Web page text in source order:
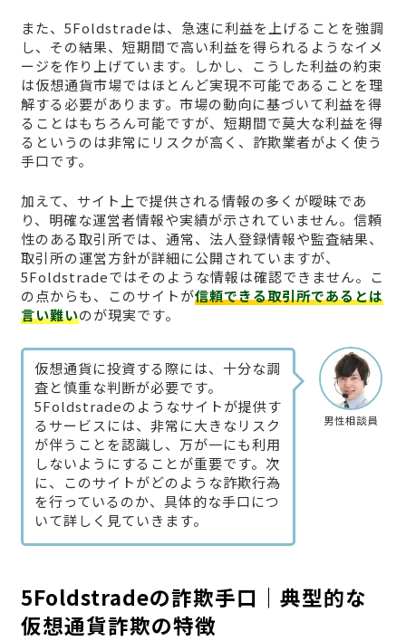
また、5Foldstradeは、急速に利益を上げることを強調
し、その結果、短期間で高い利益を得られるようなイメ
ージを作り上げています。しかし、こうした利益の約束
は仮想通貨市場ではほとんど実現不可能であることを理
解する必要があります。市場の動向に基づいて利益を得
ることはもちろん可能ですが、短期間で莫大な利益を得
るというのは非常にリスクが高く、詐欺業者がよく使う
手口です。
加えて、サイト上で提供される情報の多くが曖昧であ
り、明確な運営者情報や実績が示されていません。信頼
性のある取引所では、通常、法人登録情報や監査結果、
取引所の運営方針が詳細に公開されていますが、
5Foldstradeではそのような情報は確認できません。こ
の点からも、このサイトが信頼できる取引所であるとは
言い難いのが現実です。
男性相談員
仮想通貨に投資する際には、十分な調
査と慎重な判断が必要です。
5Foldstradeのようなサイトが提供す
るサービスには、非常に大きなリスク
が伴うことを認識し、万が一にも利用
しないようにすることが重要です。次
に、このサイトがどのような詐欺行為
を行っているのか、具体的な手口につ
いて詳しく見ていきます。
5Foldstradeの詐欺手口｜典型的な
仮想通貨詐欺の特徴